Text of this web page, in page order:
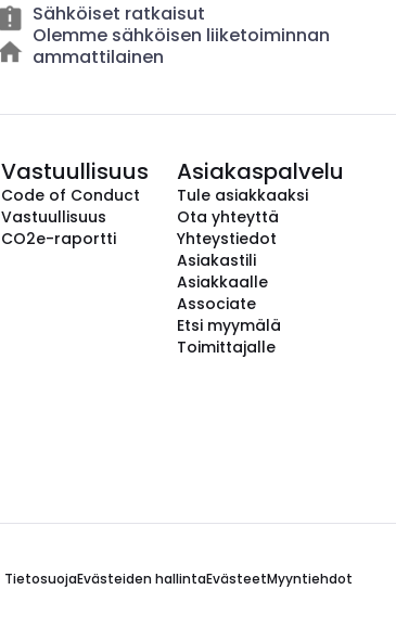
Sähköiset ratkaisut
Olemme sähköisen liiketoiminnan
ammattilainen
Vastuullisuus
Code of Conduct
Vastuullisuus
CO2e-raportti
Asiakaspalvelu
Tule asiakkaaksi
Ota yhteyttä
Yhteystiedot
Asiakastili
Asiakkaalle
Associate
Etsi myymälä
Toimittajalle
TietosuojaEvästeiden hallintaEvästeetMyyntiehdot